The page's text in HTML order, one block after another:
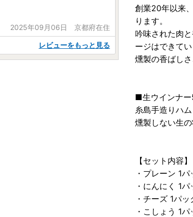
創業20年以来
ります。
吟味された肉
ージはできてい
燻製の香ばし
■生ウインナ
糸島手造りハ
燻製しない生
【セット内容】
・プレーン 1
・にんにく 1
・チーズ 1パ
・こしょう 1
2025年09月06日 京都府在住
レビューをもっと見る